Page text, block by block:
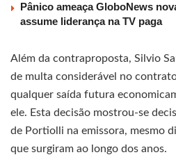
Pânico ameaça GloboNews
assume liderança na TV paga
Além da contraproposta, Silvio
de multa considerável no
qualquer saída futura
ele. Esta decisão mostrou-se
de Portiolli na emissora, mesmo
que surgiram ao longo dos anos.